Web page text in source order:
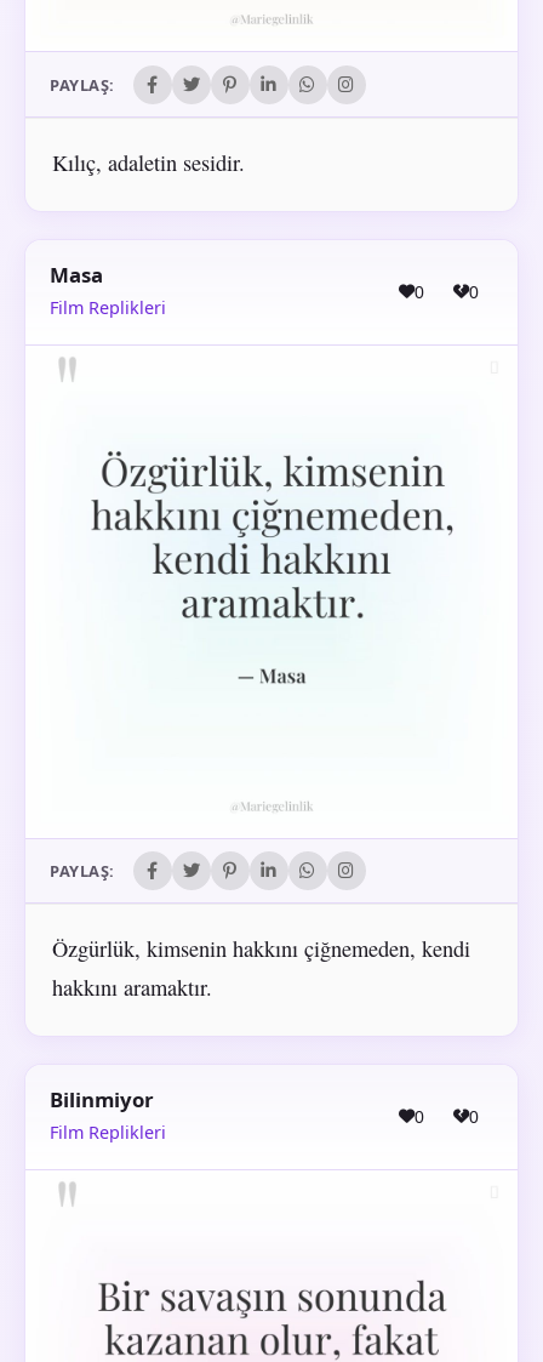
PAYLAŞ:
Kılıç, adaletin sesidir.
Masa
Film Replikleri
0 0
PAYLAŞ:
Özgürlük, kimsenin hakkını çiğnemeden, kendi
hakkını aramaktır.
Bilinmiyor
Film Replikleri
0 0